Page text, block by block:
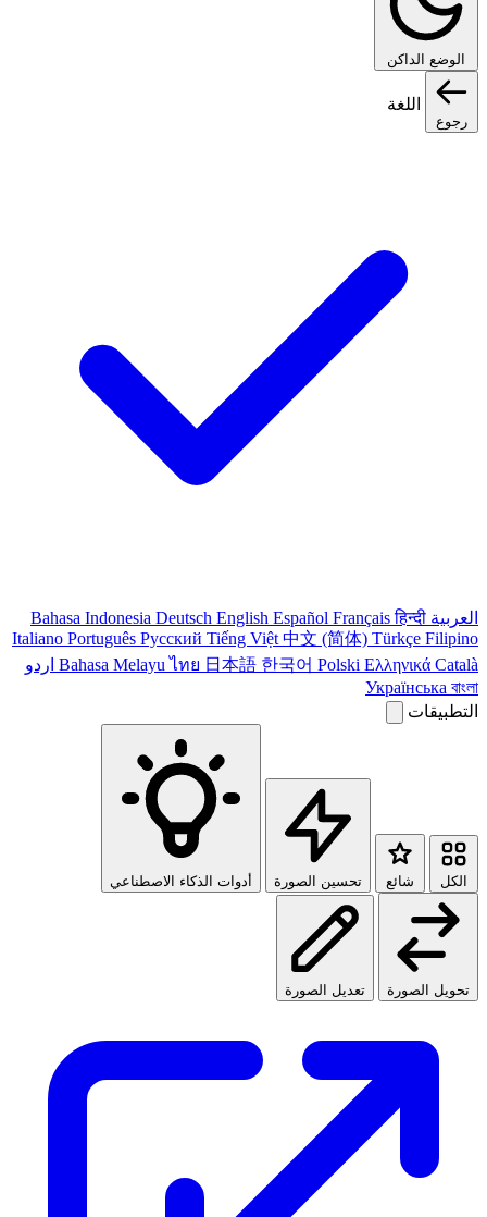
الوضع الداكن
رجوع
اللغة
العربية Bahasa Indonesia Deutsch English Español Françaisहिन्दी
Italiano Português Pусский Tiếng Việt 中文 (简体) Türkçe Filipino
Bahasa Melayuไทย 日本語 한국어 Polski Ελληνικά Català
اردو
Українська বাংলা
التطبيقات
الكل شائع تحسين الصورة أدوات الذكاء الاصطناعي
تحويل الصورة تعديل الصورة